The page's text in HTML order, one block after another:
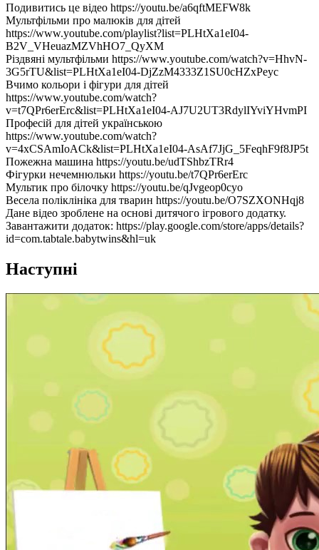
Подивитись це відео https://youtu.be/a6qftMEFW8k
Мультфільми про малюків для дітей
https://www.youtube.com/playlist?list=PLHtXa1eI04-
B2V_VHeuazMZVhHO7_QyXM
Різдвяні мультфільми https://www.youtube.com/watch?v=HhvN-
3G5rTU&list=PLHtXa1eI04-DjZzM4333Z1SU0cHZxPeyc
Вчимо кольори і фігури для дітей
https://www.youtube.com/watch?
v=t7QPr6erErc&list=PLHtXa1eI04-AJ7U2UT3RdylIYviYHvmPI
Професій для дітей українською
https://www.youtube.com/watch?
v=4xCSAmIoACk&list=PLHtXa1eI04-AsAf7JjG_5FeqhF9f8JP5t
Пожежна машина https://youtu.be/udTShbzTRr4
Фігурки нечемнюльки https://youtu.be/t7QPr6erErc
Мультик про білочку https://youtu.be/qJvgeop0cyo
Весела поліклініка для тварин https://youtu.be/O7SZXONHqj8
Дане відео зроблене на основі дитячого ігрового додатку.
Завантажити додаток: https://play.google.com/store/apps/details?
id=com.tabtale.babytwins&hl=uk
Наступні